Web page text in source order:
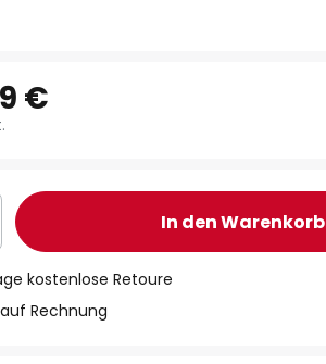
€
In den Warenkorb
kostenlose Retoure
Rechnung